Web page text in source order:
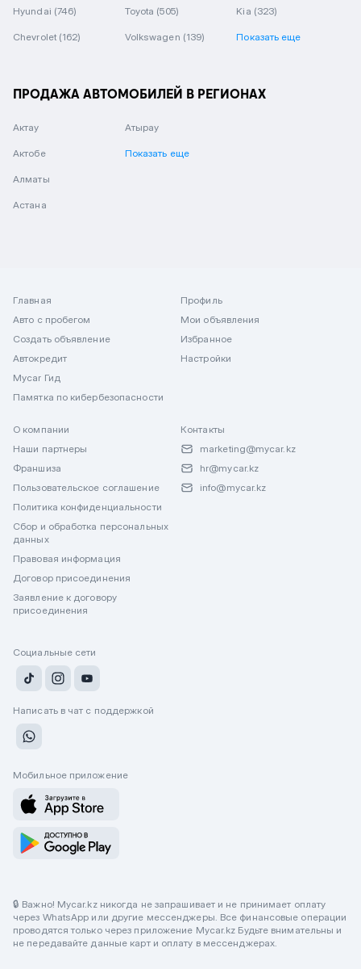
Hyundai (746) Toyota (505) Kia (323)
Chevrolet (162) Volkswagen (139) Показать еще
ПРОДАЖА АВТОМОБИЛЕЙ В РЕГИОНАХ
Актау
Актобе
Алматы
Астана
Атырау
Показать еще
Главная
Авто с пробегом
Создать объявление
Автокредит
Mycar Гид
Памятка по кибербезопасности
Профиль
Мои объявления
Избранное
Настройки
О компании
Наши партнеры
Франшиза
Пользовательское соглашение
Политика конфиденциальности
Сбор и обработка персональных
данных
Правовая информация
Договор присоединения
Заявление к договору
присоединения
Контакты
marketing@mycar.kz
hr@mycar.kz
info@mycar.kz
Социальные сети
Написать в чат с поддержкой
Мобильное приложение
🔒 Важно! Mycar.kz никогда не запрашивает и не принимает оплату
через WhatsApp или другие мессенджеры. Все финансовые операции
проводятся только через приложение Mycar.kz Будьте внимательны и
не передавайте данные карт и оплату в мессенджерах.